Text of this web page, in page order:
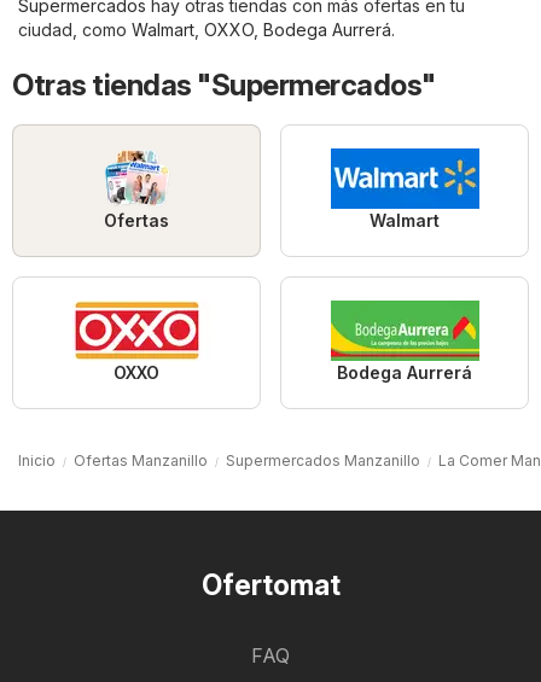
Supermercados hay otras tiendas con más ofertas en tu
ciudad, como Walmart OXXO Bodega Aurrerá.
Otras tiendas "Supermercados"
Ofertas Walmart
OXXO Bodega Aurrerá
Inicio Ofertas Manzanillo Supermercados Manzanillo La Comer
Ofertomat
FAQ